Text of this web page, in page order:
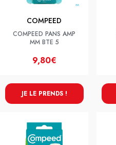
COMPEED
COMPEED PANS AMP
MM BTE 5
9,80€
JE LE PRENDS !